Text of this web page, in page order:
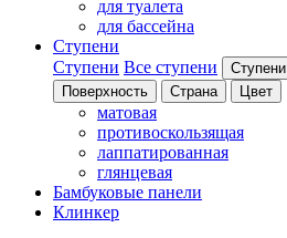
для туалета
для бассейна
Ступени
Ступени Все ступени Ступени
Поверхность Страна Цвет
матовая
противоскользящая
лаппатированная
глянцевая
Бамбуковые панели
Клинкер